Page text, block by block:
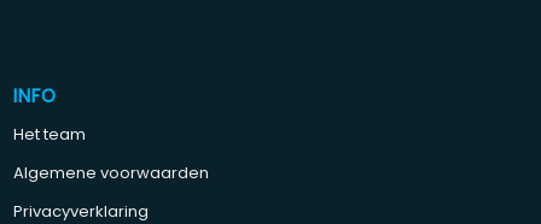
INFO
Het team
Algemene voorwaarden
Privacyverklaring